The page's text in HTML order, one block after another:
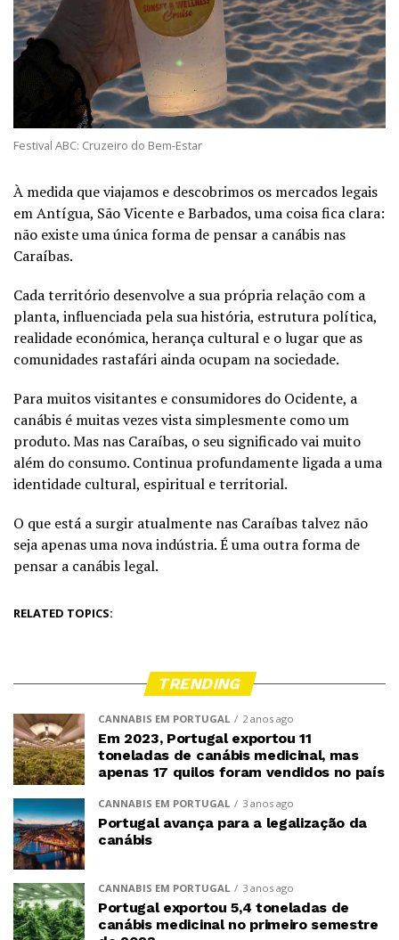
Festival ABC: Cruzeiro do Bem-Estar
À medida que viajamos e descobrimos os mercados legais
em Antígua, São Vicente e Barbados, uma coisa fica clara:
não existe uma única forma de pensar a canábis nas
Caraíbas.
Cada território desenvolve a sua própria relação com a
planta, influenciada pela sua história, estrutura política,
realidade económica, herança cultural e o lugar que as
comunidades rastafári ainda ocupam na sociedade.
Para muitos visitantes e consumidores do Ocidente, a
canábis é muitas vezes vista simplesmente como um
produto. Mas nas Caraíbas, o seu significado vai muito
além do consumo. Continua profundamente ligada a uma
identidade cultural, espiritual e territorial.
O que está a surgir atualmente nas Caraíbas talvez não
seja apenas uma nova indústria. É uma outra forma de
pensar a canábis legal.
RELATED TOPICS:
TRENDING
CANNABIS EM PORTUGAL 2 anos ago
Em 2023, Portugal exportou 11
toneladas de canábis medicinal, mas
apenas 17 quilos foram vendidos no país
CANNABIS EM PORTUGAL 3 anos ago
Portugal avança para a legalização da
canábis
CANNABIS EM PORTUGAL 3 anos ago
Portugal exportou 5,4 toneladas de
canábis medicinal no primeiro semestre